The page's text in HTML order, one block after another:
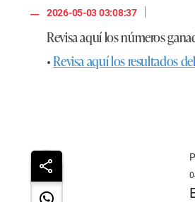
2026-05-03 03:08:37
|
Revisa aquí los números
•Revisa aquí los resultados